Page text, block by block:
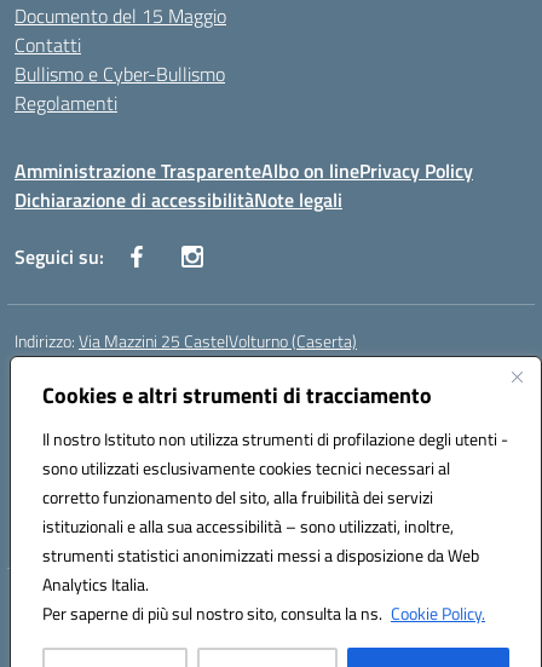
Cookies e altri strumenti di tracciamento
Il nostro Istituto non utilizza strumenti di profilazione degli utenti -
sono utilizzati esclusivamente cookies tecnici necessari al
corretto funzionamento del sito, alla fruibilità dei servizi
istituzionali e alla sua accessibilità – sono utilizzati, inoltre,
strumenti statistici anonimizzati messi a disposizione da Web
Analytics Italia.
Per saperne di più sul nostro sito, consulta la ns. Cookie Policy.
Documento del 15 Maggio
Contatti
Bullismo e Cyber-Bullismo
Regolamenti
Amministrazione TrasparenteAlbo on linePrivacy Policy
Dichiarazione di accessibilitàNote legali
Seguici su:
Indirizzo:Via Mazzini 25 CastelVolturno (Caserta)
Centralino:
Posta elettronica certificata (PEC):ceis014005@pec.istruzione.it
Codice fiscale: 93063510619
Codice meccanografico:CEIS014005
Codice Indice delle Pubbliche Amministrazioni (IPA): istsc_ceis014005
Codice unico di fatturazione (CUF): UOU8EW
Hosting & Powered by 3D Solution S.r.l.
Concept & Design by Designers Italia